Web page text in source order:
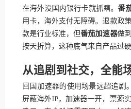
在海外没国内银行卡就抓瞎。番
用卡，海外支付无障碍。退款政
款是行业标准，但番茄加速器做
按天折算，这种底气来自产品过硬
从追剧到社交，全能
回国加速器的使用场景远超追剧
屏蔽海外IP，加速器一开，票源